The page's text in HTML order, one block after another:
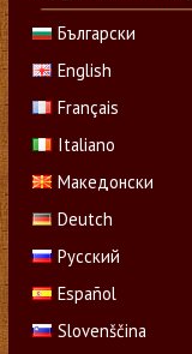
Български
English
Français
Italiano
Македонски
Deutch
Русский
Español
Slovenščina